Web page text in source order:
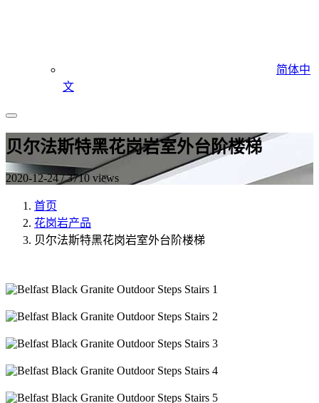
简体中
文
贝尔法斯特黑花岗岩室外台阶楼梯
2020-12-24 / 3710 views
首页
花岗岩产品
贝尔法斯特黑花岗岩室外台阶楼梯